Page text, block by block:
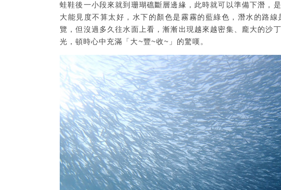
蛙鞋後一小段來就到珊瑚礁斷層邊緣，此時就可以準備下潛，
大能見度不算太好，水下的顏色是霧霧的藍綠色，潛水的路
覽，但沒過多久往水面上看，漸漸出現越來越密集、龐大的沙
光，頓時心中充滿「大~豐~收~」的驚嘆。